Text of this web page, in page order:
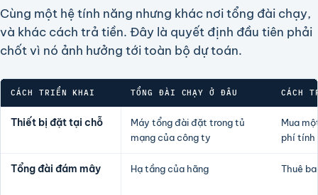
Cùng một hệ tính năng nhưng khác nơi tổng đài chạy,
và khác cách trả tiền. Đây là quyết định đầu tiên phải
chốt vì nó ảnh hưởng tới toàn bộ dự toán.
CÁCH TRIỂN KHAI TỔNG ĐÀI CHẠY Ở ĐÂU CÁCH
Thiết bị đặt tại chỗ
Máy tổng đài đặt trong tủ
mạng của công ty
Mua
phí tính
Tổng đài đám mây Hạ tầng của hãng Thuê